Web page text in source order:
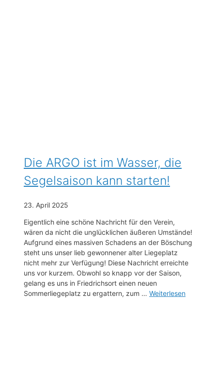
Die ARGO ist im Wasser, die
Segelsaison kann starten!
23. April 2025
Eigentlich eine schöne Nachricht für den Verein,
wären da nicht die unglücklichen äußeren Umstände!
Aufgrund eines massiven Schadens an der Böschung
steht uns unser lieb gewonnener alter Liegeplatz
nicht mehr zur Verfügung! Diese Nachricht erreichte
uns vor kurzem. Obwohl so knapp vor der Saison,
gelang es uns in Friedrichsort einen neuen
Sommerliegeplatz zu ergattern, zum … Weiterlesen